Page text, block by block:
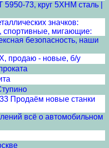
73, круг 5ХНМ сталь |
значков:
спортивные, мигающие:
безопасность, наши
продаю - новые, б/у
Продаём новые станки
всё о автомобильном